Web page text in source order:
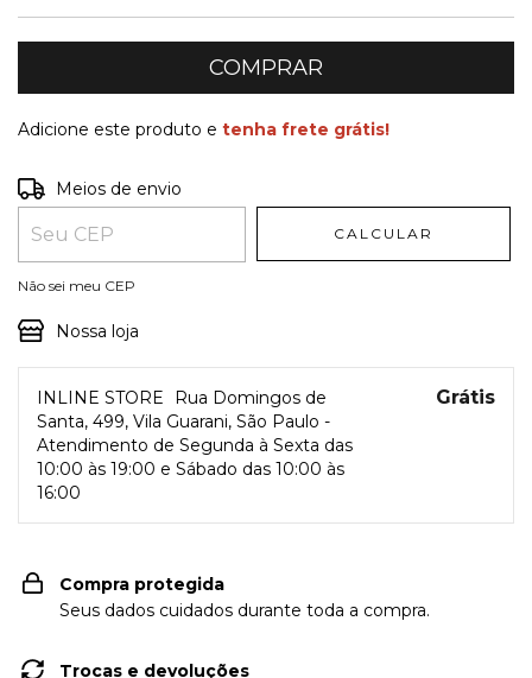
Adicione este produto e tenha frete grátis!
Entregas para o CEP:
Meios de envio
CALCULAR
Não sei meu CEP
Nossa loja
INLINE STORE
Rua Domingos de
Santa, 499, Vila Guarani, São Paulo -
Atendimento de Segunda à Sexta das
10:00 às 19:00 e Sábado das 10:00 às
16:00
Grátis
Compra protegida
Seus dados cuidados durante toda a compra.
Trocas e devoluções